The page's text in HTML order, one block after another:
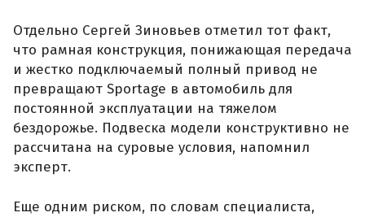
Отдельно Сергей Зиновьев отметил тот факт,
что рамная конструкция, понижающая передача
и жестко подключаемый полный привод не
превращают Sportage в автомобиль для
постоянной эксплуатации на тяжелом
бездорожье. Подвеска модели конструктивно не
рассчитана на суровые условия, напомнил
эксперт.
Еще одним риском, по словам специалиста,